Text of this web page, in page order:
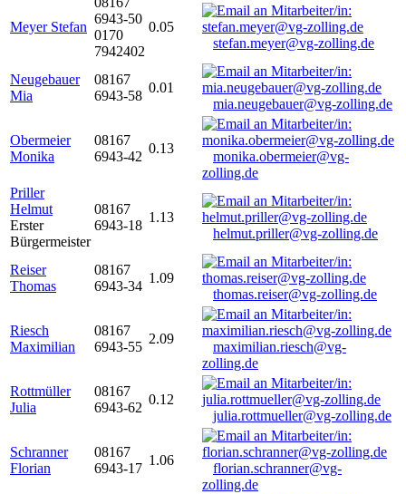
Meyer Stefan
6943-50
0170
7942402
0.05
stefan.meyer@vg-zolling.de
Neugebauer
Mia
08167
6943-58
0.01
mia.neugebauer@vg-zolling.de
Obermeier
Monika
08167
6943-42
0.13
monika.obermeier@vg-
zolling.de
Priller
Helmut
Erster
Bürgermeister
08167
6943-18
1.13
helmut.priller@vg-zolling.de
Reiser
Thomas
08167
6943-34
1.09
thomas.reiser@vg-zolling.de
Riesch
Maximilian
08167
6943-55
2.09
maximilian.riesch@vg-
zolling.de
Rottmüller
Julia
08167
6943-62
0.12
julia.rottmueller@vg-zolling.de
Schranner
Florian
08167
6943-17
1.06
florian.schranner@vg-
zolling.de